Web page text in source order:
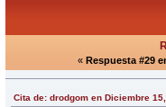
« Respuesta #29
Cita de: drodgom en Diciembre